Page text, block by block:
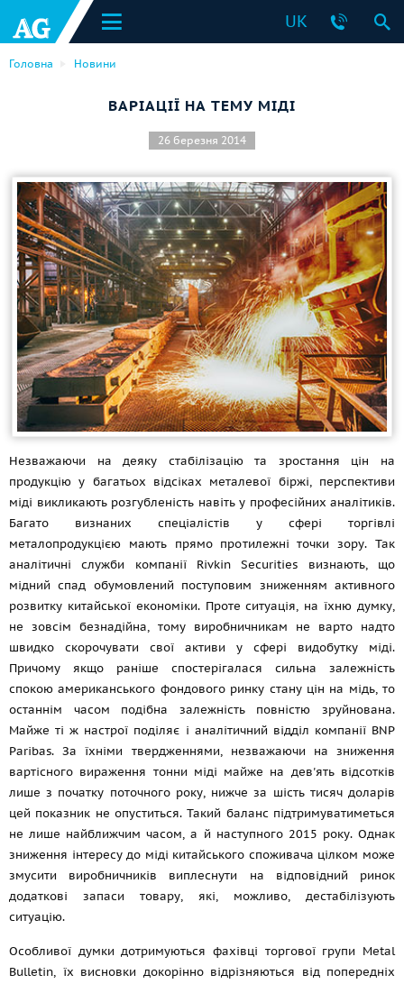
UK
Головна Новини
ВАРІАЦІЇ НА ТЕМУ МІДІ
26 березня 2014
Незважаючи на деяку стабілізацію та зростання цін на
продукцію у багатьох відсіках металевої біржі, перспективи
міді викликають розгубленість навіть у професійних аналітиків.
Багато визнаних спеціалістів у сфері торгівлі
металопродукцією мають прямо протилежні точки зору. Так
аналітичні служби компанії Rivkin Securities визнають, що
мідний спад обумовлений поступовим зниженням активного
розвитку китайської економіки. Проте ситуація, на їхню думку,
не зовсім безнадійна, тому виробничникам не варто надто
швидко скорочувати свої активи у сфері видобутку міді.
Причому якщо раніше спостерігалася сильна залежність
спокою американського фондового ринку стану цін на мідь, то
останнім часом подібна залежність повністю зруйнована.
Майже ті ж настрої поділяє і аналітичний відділ компанії BNP
Paribas. За їхніми твердженнями, незважаючи на зниження
вартісного вираження тонни міді майже на дев'ять відсотків
лише з початку поточного року, нижче за шість тисяч доларів
цей показник не опуститься. Такий баланс підтримуватиметься
не лише найближчим часом, а й наступного 2015 року. Однак
зниження інтересу до міді китайського споживача цілком може
змусити виробничників виплеснути на відповідний ринок
додаткові запаси товару, які, можливо, дестабілізують
ситуацію.
Особливої думки дотримуються фахівці торгової групи Metal
Bulletin, їх висновки докорінно відрізняються від попередніх